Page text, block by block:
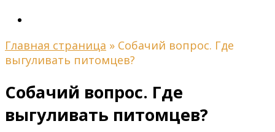
Главная страница » Собачий вопрос. Где
выгуливать питомцев?
Собачий вопрос. Где
выгуливать питомцев?